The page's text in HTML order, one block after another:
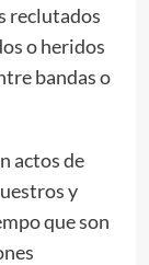
reclutados
o heridos
bandas o
actos de
y
que son